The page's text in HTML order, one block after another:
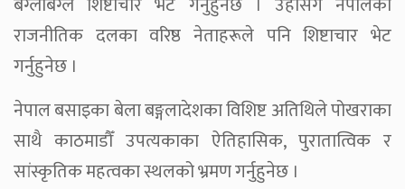
राजनीतिक दलका वरिष्ठ नेताहरूले पनि शिष्टाचार भेट
गर्नुहुनेछ ।
नेपाल बसाइका बेला बङ्गलादेशका विशिष्ट अतिथिले पोखराका
साथै काठमाडौँ उपत्यकाका ऐतिहासिक, पुरातात्विक र
सांस्कृतिक महत्वका स्थलको भ्रमण गर्नुहुनेछ ।